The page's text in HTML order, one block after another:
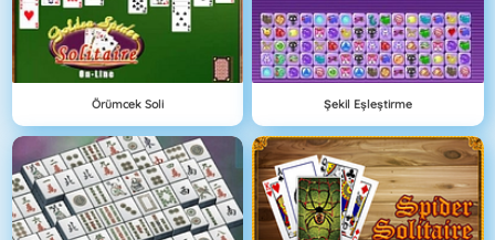
Örümcek Soli Şekil Eşleştirme